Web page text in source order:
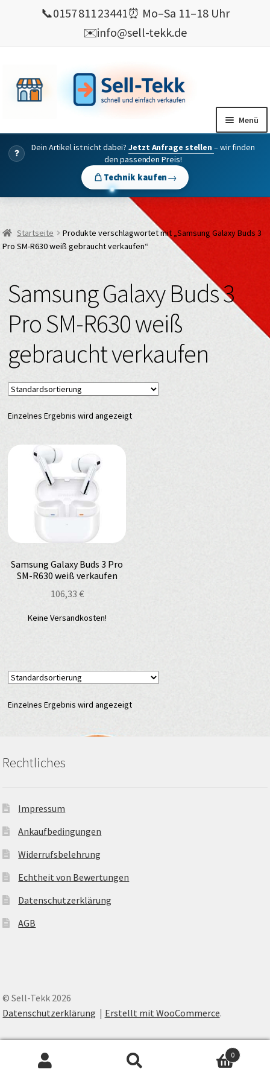
📞0157 811 23441⏰ Mo–Sa 11–18 Uhr
✉️info@sell-tekk.de
springen
springen
Menü
Mein Konto
verkaufen
💰 Bonusprogramm
?
Dein Artikel ist nicht dabei?Jetzt Anfrage stellen – wir finden
den passenden Preis!
Technik kaufen→
Startseite
Produkte verschlagwortet mit „Samsung Galaxy Buds 3
Pro SM-R630 weiß gebraucht verkaufen“
Samsung Galaxy Buds 3
Pro SM-R630 weiß
gebraucht verkaufen
Einzelnes Ergebnis wird angezeigt
Samsung Galaxy Buds 3 Pro
SM-R630 weiß verkaufen
106,33 €
Keine Versandkosten!
Einzelnes Ergebnis wird angezeigt
Rechtliches
Impressum
Ankaufbedingungen
Widerrufsbelehrung
Echtheit von Bewertungen
Datenschutzerklärung
AGB
© Sell-Tekk 2026
Datenschutzerklärung
Erstellt mit WooCommerce.
0